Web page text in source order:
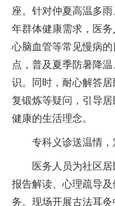
座。针对仲夏高温多
年群体健康需求，医务
心脑血管等常见慢病
点，普及夏季防暑降
识。同时，耐心解答
复锻炼等疑问，引导
健康的生活理念。
专科义诊送温情
医务人员为社区
报告解读、心理疏导
务。现场开展古法耳